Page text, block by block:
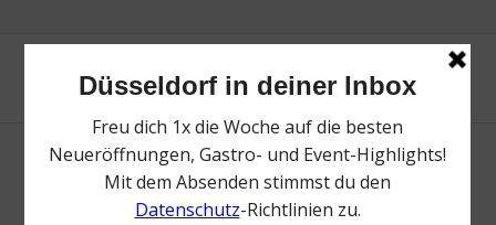
Endless Summer Afterwork | Mr. Düsseldorf